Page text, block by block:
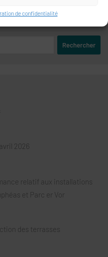
de confidentialité
2026
relatif aux installations
et Parc er Vor
des terrasses